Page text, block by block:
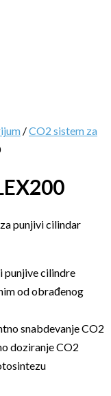
/CO2 sistem za
punjivi cilindar
punjive cilindre
od obrađenog
snabdevanje CO2
doziranje CO2